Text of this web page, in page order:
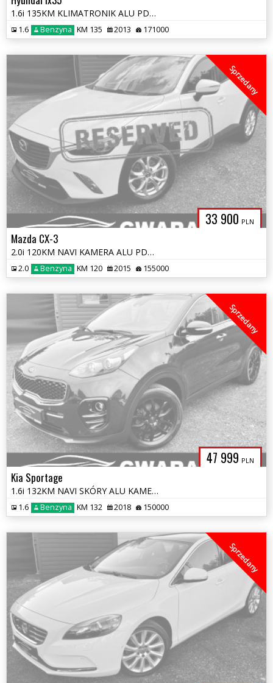
1.6i 135KM KLIMATRONIK ALU PDC TEMAPOMAT 4xGRZ.FOTELE OPŁATY GWARANCJA
1.6 Benzyna KM 135 2013 171000
33 900 PLN
Sprzedany
Mazda CX-3
2.0i 120KM NAVI KAMERA ALU PDC RADAR KLIMATRONIC Grz.FOTELE OPŁATY GWA
2.0 Benzyna KM 120 2015 155000
47 999 PLN
Sprzedany
Kia Sportage
1.6i 132KM NAVI SKÓRY ALU KAMERA 4xGrz.Fotele BLIS JBL KeyFree LED ACL
1.6 Benzyna KM 132 2018 150000
Sprzedany